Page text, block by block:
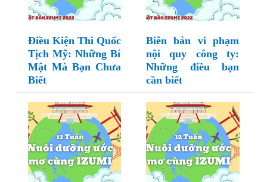
Điều Kiện Thi Quốc
Tịch Mỹ: Những Bí
Mật Mà Bạn Chưa
Biết
Biên bản vi phạm
nội quy công ty:
Những điều bạn
cần biết